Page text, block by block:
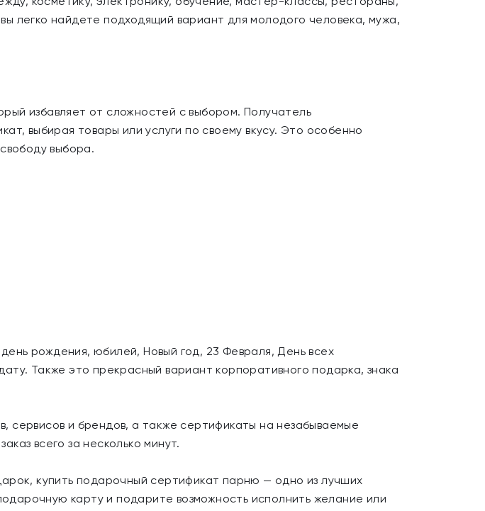
легко найдете подходящий вариант для молодого человека, мужа,
избавляет от сложностей с выбором. Получатель
выбирая товары или услуги по своему вкусу. Это особенно
выбора.
рождения, юбилей, Новый год, 23 Февраля, День всех
Также это прекрасный вариант корпоративного подарка, знака
сервисов и брендов, а также сертификаты на незабываемые
всего за несколько минут.
купить подарочный сертификат парню — одно из лучших
карту и подарите возможность исполнить желание или